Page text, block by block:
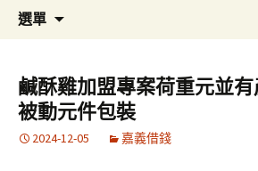
選單
容
區
鹹酥雞加盟專案荷重元並
被動元件包裝
2024-12-05 嘉義借錢